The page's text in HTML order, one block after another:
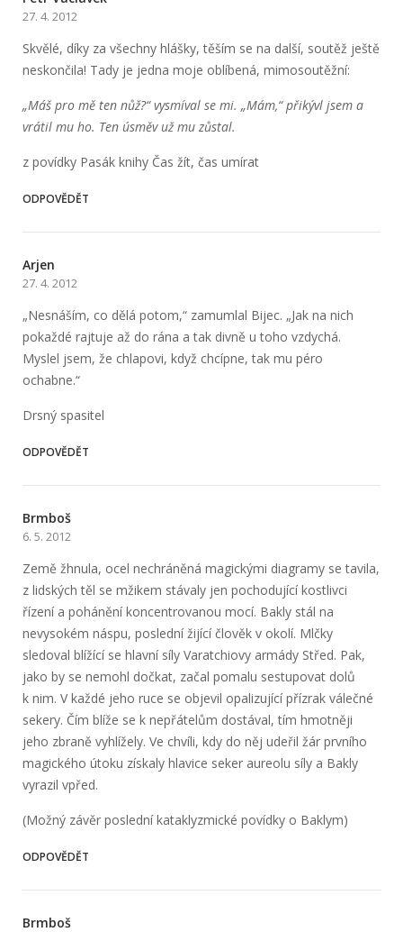
27. 4. 2012
Skvělé, díky za všechny hlášky, těším se na další, soutěž ještě
neskončila! Tady je jedna moje oblíbená, mimosoutěžní:
„Máš pro mě ten nůž?“ vysmíval se mi. „Mám,“ přikývl jsem a
vrátil mu ho. Ten úsměv už mu zůstal.
z povídky Pasák knihy Čas žít, čas umírat
ODPOVĚDĚT
Arjen
27. 4. 2012
„Nesnáším, co dělá potom,“ zamumlal Bijec. „Jak na nich
pokaždé rajtuje až do rána a tak divně u toho vzdychá.
Myslel jsem, že chlapovi, když chcípne, tak mu péro
ochabne.“
Drsný spasitel
ODPOVĚDĚT
Brmboš
6. 5. 2012
Země žhnula, ocel nechráněná magickými diagramy se tavila,
z lidských těl se mžikem stávaly jen pochodující kostlivci
řízení a pohánění koncentrovanou mocí. Bakly stál na
nevysokém náspu, poslední žijící člověk v okolí. Mlčky
sledoval blížící se hlavní síly Varatchiovy armády Střed. Pak,
jako by se nemohl dočkat, začal pomalu sestupovat dolů
k nim. V každé jeho ruce se objevil opalizující přízrak válečné
sekery. Čím blíže se k nepřátelům dostával, tím hmotněji
jeho zbraně vyhlížely. Ve chvíli, kdy do něj udeřil žár prvního
magického útoku získaly hlavice seker aureolu síly a Bakly
vyrazil vpřed.
(Možný závěr poslední kataklyzmické povídky o Baklym)
ODPOVĚDĚT
Brmboš